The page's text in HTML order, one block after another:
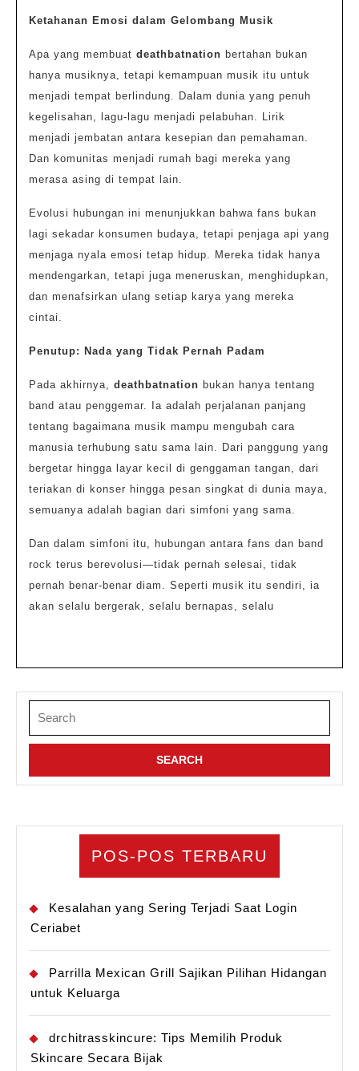
Ketahanan Emosi dalam Gelombang Musik
Apa yang membuat deathbatnation bertahan bukan
hanya musiknya, tetapi kemampuan musik itu untuk
menjadi tempat berlindung. Dalam dunia yang penuh
kegelisahan, lagu-lagu menjadi pelabuhan. Lirik
menjadi jembatan antara kesepian dan pemahaman.
Dan komunitas menjadi rumah bagi mereka yang
merasa asing di tempat lain.
Evolusi hubungan ini menunjukkan bahwa fans bukan
lagi sekadar konsumen budaya, tetapi penjaga api yang
menjaga nyala emosi tetap hidup. Mereka tidak hanya
mendengarkan, tetapi juga meneruskan, menghidupkan,
dan menafsirkan ulang setiap karya yang mereka
cintai.
Penutup: Nada yang Tidak Pernah Padam
Pada akhirnya, deathbatnation bukan hanya tentang
band atau penggemar. Ia adalah perjalanan panjang
tentang bagaimana musik mampu mengubah cara
manusia terhubung satu sama lain. Dari panggung yang
bergetar hingga layar kecil di genggaman tangan, dari
teriakan di konser hingga pesan singkat di dunia maya,
semuanya adalah bagian dari simfoni yang sama.
Dan dalam simfoni itu, hubungan antara fans dan band
rock terus berevolusi—tidak pernah selesai, tidak
pernah benar-benar diam. Seperti musik itu sendiri, ia
akan selalu bergerak, selalu bernapas, selalu
for:
POS-POS TERBARU
Kesalahan yang Sering Terjadi Saat Login
Ceriabet
Parrilla Mexican Grill Sajikan Pilihan Hidangan
untuk Keluarga
drchitrasskincure: Tips Memilih Produk
Skincare Secara Bijak